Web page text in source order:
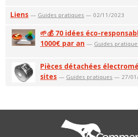
Liens — Guides pratiques — 02/11/2023
🌱💰 70 idées éco-
1000€ par an — Guides
Pièces détachées
sites — Guides pratiques — 27/